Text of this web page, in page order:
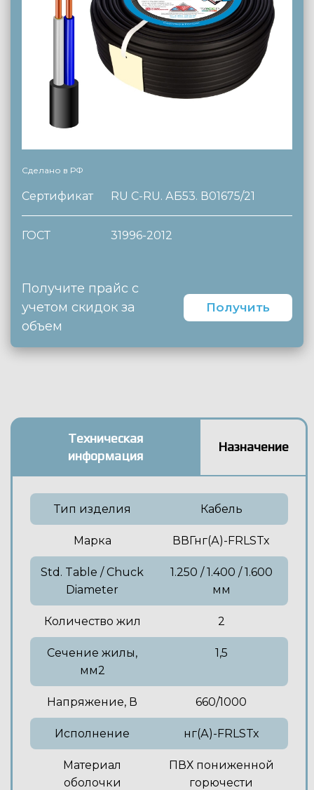
Сделано в РФ
Сертификат RU C-RU. АБ53. В01675/21
ГОСТ 31996-2012
Получите прайс с
учетом скидок за
объем
Получить
Техническая
информация
Назначение
Тип изделия Кабель
Марка ВВГнг(А)-FRLSTx
Std. Table / Chuck
Diameter
1.250 / 1.400 / 1.600
мм
Количество жил 2
Сечение жилы,
мм2
1,5
Напряжение, В 660/1000
Исполнение нг(А)-FRLSTx
Материал
оболочки
ПВХ пониженной
горючести